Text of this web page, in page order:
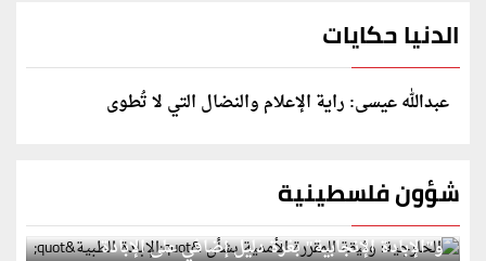
الدنيا حكايات
عبدالله عيسى: راية الإعلام والنضال التي لا تُطوى
شؤون فلسطينية
الخارجية: وثيقة المقررة الأممية بشأن "الإبادة الطبية"
و"الإبادة الإنجابية" بغزة دليل إضافي على الإبادة